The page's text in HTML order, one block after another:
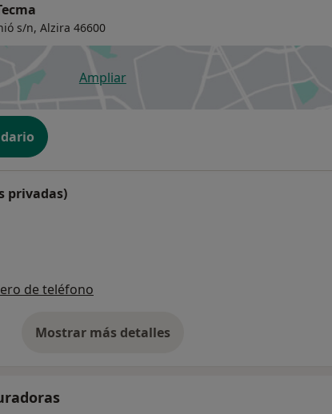
s/n, Alzira 46600
Ampliarse abre en una nueva pestaña
privadas)
de teléfono
Mostrar más detalles
sobre la dirección